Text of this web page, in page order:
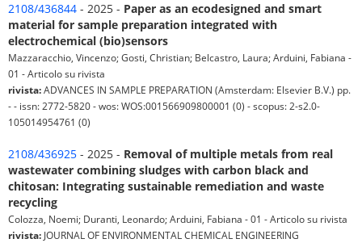
2108/436844 - 2025 - Paper as an ecodesigned and smart
material for sample preparation integrated with
electrochemical (bio)sensors
Mazzaracchio, Vincenzo; Gosti, Christian; Belcastro, Laura; Arduini, Fabiana -
01 - Articolo su rivista
rivista:ADVANCES IN SAMPLE PREPARATION (Amsterdam: Elsevier B.V.) pp.
- - issn: 2772-5820 - wos: WOS:001566909800001 (0) - scopus: 2-s2.0-
105014954761 (0)
2108/436925 - 2025 - Removal of multiple metals from real
wastewater combining sludges with carbon black and
chitosan: Integrating sustainable remediation and waste
recycling
Colozza, Noemi; Duranti, Leonardo; Arduini, Fabiana - 01 - Articolo su rivista
rivista: JOURNAL OF ENVIRONMENTAL CHEMICAL ENGINEERING